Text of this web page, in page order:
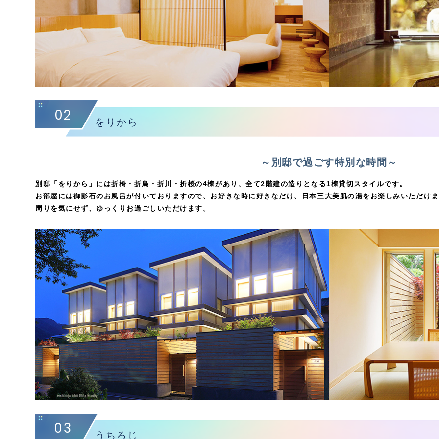
をりから
02
～別邸で過ごす特別な時間～
別邸「をりから」には折橋・折鳥・折川・折桜の4棟があり、全て2階建の造りとなる1棟貸切スタイルです。
お部屋には御影石のお風呂が付いておりますので、お好きな時に好きなだけ、日本三大美肌の湯をお楽しみいただけ
周りを気にせず、ゆっくりお過ごしいただけます。
うちろじ
03